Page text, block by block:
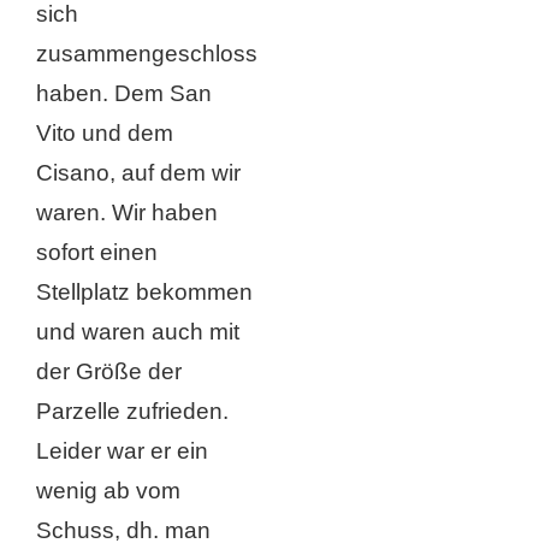
sich
zusammengeschlossen
haben. Dem San
Vito und dem
Cisano, auf dem wir
waren. Wir haben
sofort einen
Stellplatz bekommen
und waren auch mit
der Größe der
Parzelle zufrieden.
Leider war er ein
wenig ab vom
Schuss, dh. man